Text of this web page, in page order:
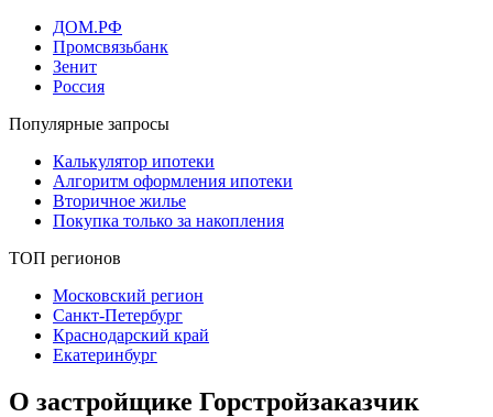
ДОМ.РФ
Промсвязьбанк
Зенит
Россия
Популярные запросы
Калькулятор ипотеки
Алгоритм оформления ипотеки
Вторичное жилье
Покупка только за накопления
ТОП регионов
Московский регион
Санкт-Петербург
Краснодарский край
Екатеринбург
О застройщике Горстройзаказчик